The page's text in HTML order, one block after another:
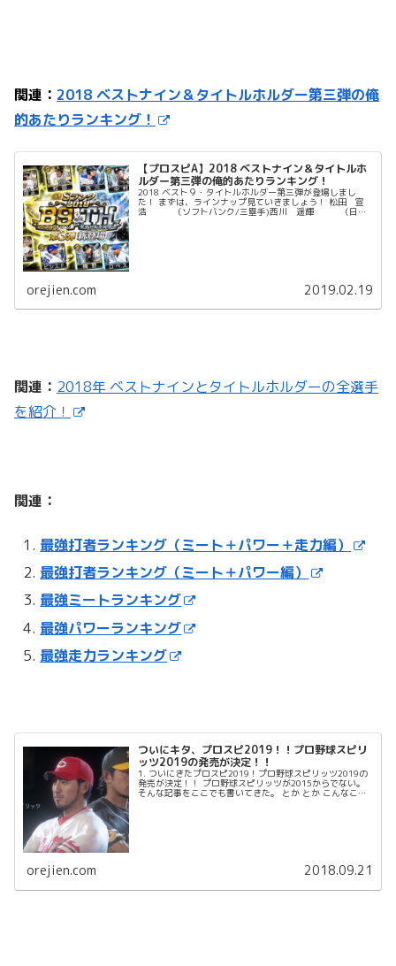
関連： 2018 ベストナイン＆タイトルホルダー第三弾の俺
的あたりランキング！
【プロスピA】2018 ベストナイン＆タイトルホ
ルダー第三弾の俺的あたりランキング！
2018 ベスト９・タイトルホルダー第三弾が登場しまし
た！ まずは、ラインナップ見ていきましょう！ 松田 宣
浩 （ソフトバンク/三塁手)西川 遥輝 （日本
orejien.com 2019.02.19
関連： 2018年 ベストナインとタイトルホルダーの全選手
を紹介！
関連：
最強打者ランキング（ミート＋パワー＋走力編）
最強打者ランキング（ミート＋パワー編）
最強ミートランキング
最強パワーランキング
最強走力ランキング
ついにキタ、プロスピ2019！！プロ野球スピリ
ッツ2019の発売が決定！！
1. ついにきたプロスピ2019！プロ野球スピリッツ2019の
発売が決定！！ プロ野球スピリッツが2015からでない。
そんな記事をここでも書いてきた。 とか とか こんなこと
orejien.com 2018.09.21